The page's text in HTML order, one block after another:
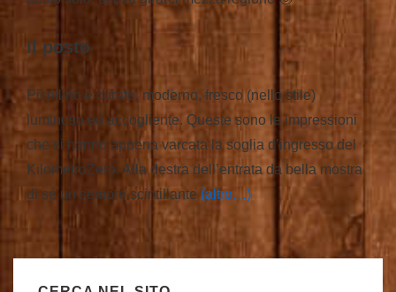
Il posto
Picollino e curato, moderno, fresco (nello stile)
luminoso ed accogliente. Queste sono le impressioni
che si hanno appena varcata la soglia d’ingresso del
KilometroZero. Alla destra dell’entrata da bella mostra
di sé un sempre scintillante (altro…)